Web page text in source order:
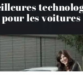
les voitures